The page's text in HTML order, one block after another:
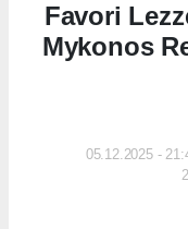
Favori
Mykonos
05.12.2025 -